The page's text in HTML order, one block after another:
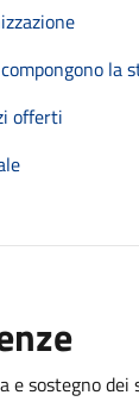
la
offerti
e sostegno dei